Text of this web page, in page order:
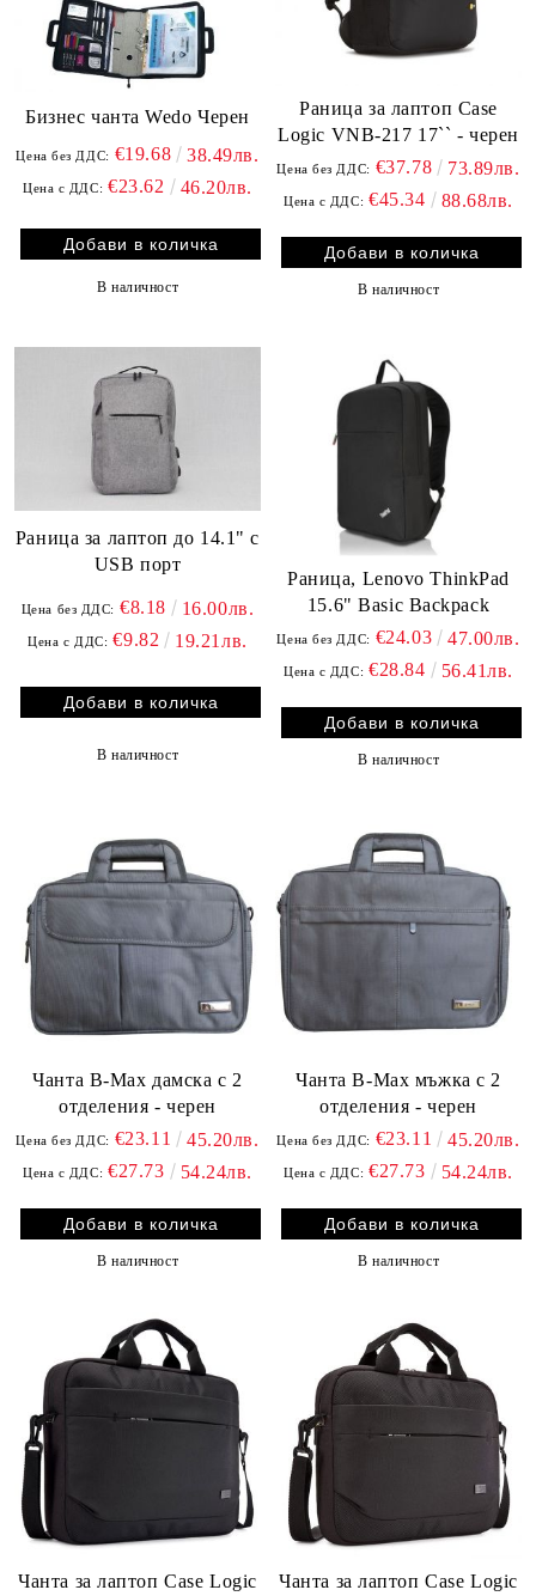
Бизнес чанта Wedo Черен
Цена без ДДС: €19.68 38.49лв.
Цена с ДДС: €23.62 46.20лв.
В наличност
Раница за лаптоп Case
Logic VNB-217 17`` - черен
Цена без ДДС: €37.78 73.89лв.
Цена с ДДС: €45.34 88.68лв.
В наличност
Раница за лаптоп до 14.1" с
USB порт
Цена без ДДС: €8.18 16.00лв.
Цена с ДДС: €9.82 19.21лв.
В наличност
Раница, Lenovo ThinkPad
15.6" Basic Backpack
Цена без ДДС: €24.03 47.00лв.
Цена с ДДС: €28.84 56.41лв.
В наличност
Чанта B-Max дамска с 2
отделения - черен
Цена без ДДС: €23.11 45.20лв.
Цена с ДДС: €27.73 54.24лв.
В наличност
Чанта B-Max мъжка с 2
отделения - черен
Цена без ДДС: €23.11 45.20лв.
Цена с ДДС: €27.73 54.24лв.
В наличност
Чанта за лаптоп Case Logic Чанта за лаптоп Case Logic